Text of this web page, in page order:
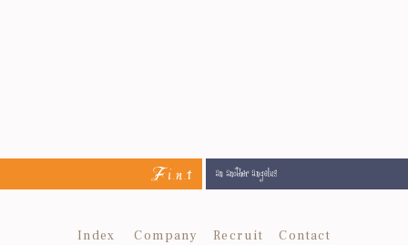
Index Company Recruit Contact